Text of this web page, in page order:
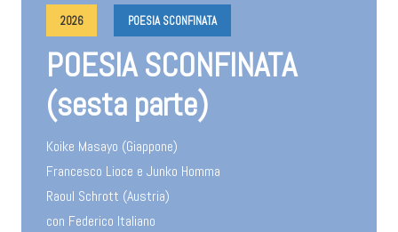
2026 POESIA SCONFINATA
POESIA SCONFINATA
(sesta parte)
Koike Masayo (Giappone)
Francesco Lioce e Junko Homma
Raoul Schrott (Austria)
con Federico Italiano